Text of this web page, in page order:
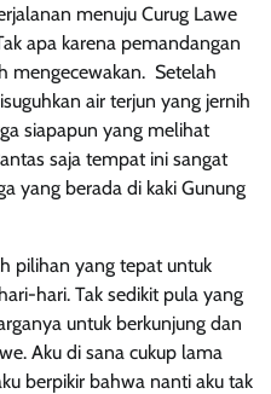
menuju Curug Lawe
apa karena pemandangan
mengecewakan. Setelah
air terjun yang jernih
siapapun yang melihat
saja tempat ini sangat
yang berada di kaki Gunung
pilihan yang tepat untuk
hari. Tak sedikit pula yang
untuk berkunjung dan
Aku di sana cukup lama
berpikir bahwa nanti aku tak